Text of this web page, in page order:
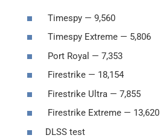
Timespy — 9,560
Timespy Extreme — 5,806
Port Royal — 7,353
Firestrike — 18,154
Firestrike Ultra — 7,855
Firestrike Extreme — 13,620
DLSS test